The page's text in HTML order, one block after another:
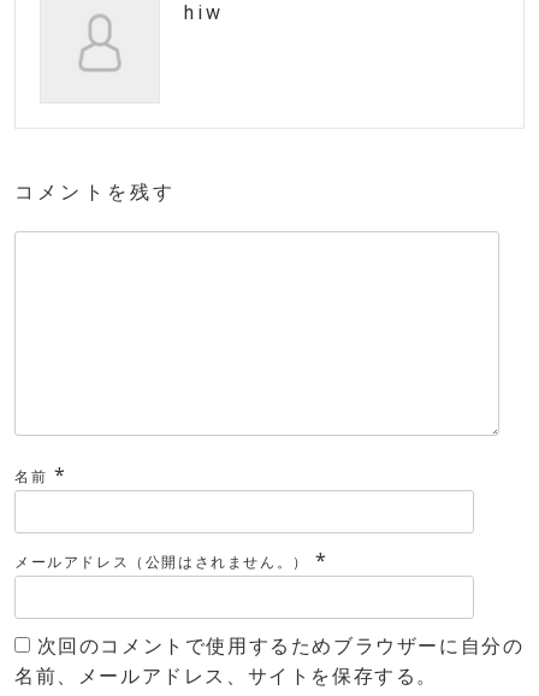
hiw
コメントを残す
名前 *
メールアドレス（公開はされません。） *
次回のコメントで使用するためブラウザーに自分の
名前、メールアドレス、サイトを保存する。